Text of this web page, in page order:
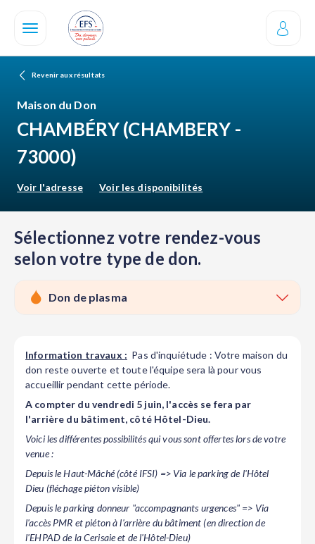
contenu
Revenir aux résultats
Maison du Don
CHAMBÉRY(CHAMBERY -
73000)
Voir l'adresse Voir les disponibilités
Sélectionnez votre rendez-vous
selon votre type de don.
Don de plasma
Information travaux : Pas d'inquiétude : Votre maison du
don reste ouverte et toute l'équipe sera là pour vous
accueillir pendant cette période.
A compter du vendredi 5 juin, l'accès se fera par
l'arrière du bâtiment, côté Hôtel-Dieu.
Voici les différentes possibilités qui vous sont offertes lors de votre
venue :
Depuis le Haut-Mâché (côté IFSI) => Via le parking de l'Hôtel
Dieu (fléchage piéton visible)
Depuis le parking donneur "accompagnants urgences" => Via
l'accès PMR et piéton à l'arrière du bâtiment (en direction de
l'EHPAD de la Cerisaie et de l'Hôtel-Dieu)